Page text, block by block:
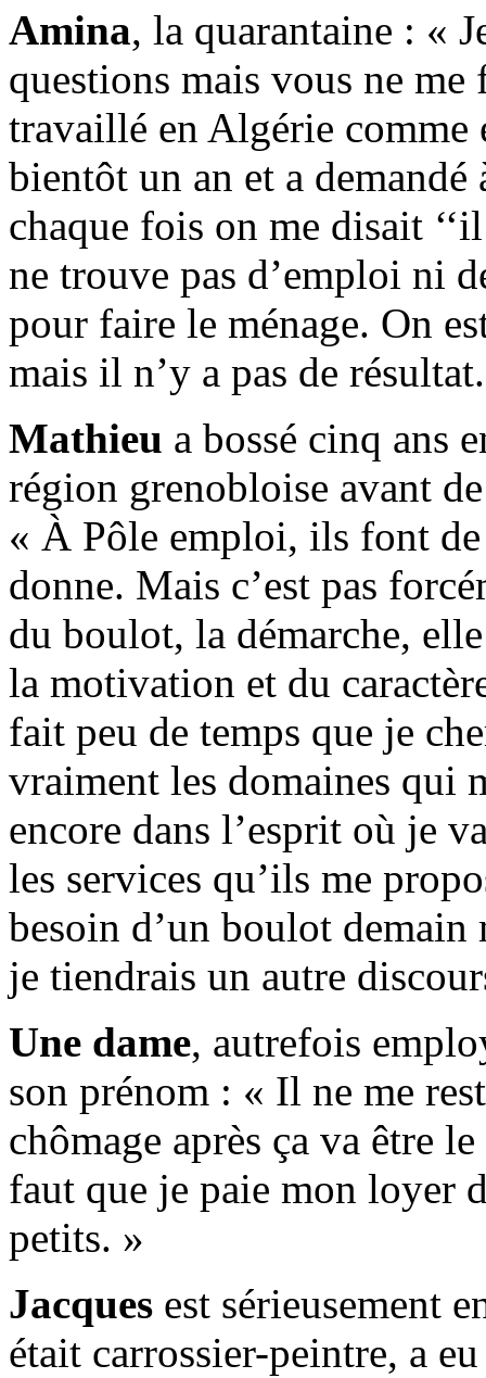
Amina, la quarantaine : «
questions mais vous ne
travaillé en Algérie comme
bientôt un an et a
chaque fois on me disait
ne trouve pas d’emploi ni
pour faire le ménage. On
mais il n’y a pas de
Mathieu a bossé cinq ans
région grenobloise avant
« À Pôle emploi, ils font
donne. Mais c’est pas
du boulot, la démarche,
la motivation et du
fait peu de temps que je
vraiment les domaines qui
encore dans l’esprit où je
les services qu’ils me
besoin d’un boulot
je tiendrais un autre
Une dame, autrefois
son prénom : « Il ne me
chômage après ça va être
faut que je paie mon loyer
petits. »
Jacques est sérieusement
était carrossier-peintre, a